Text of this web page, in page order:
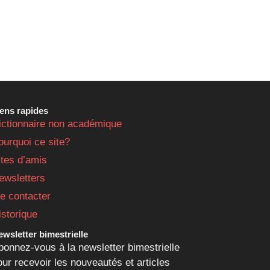
rapides
non académique
ce site?
d’amis
contacter
bimestrielle
vous à la newsletter bimestrielle
recevoir les nouveautés et articles